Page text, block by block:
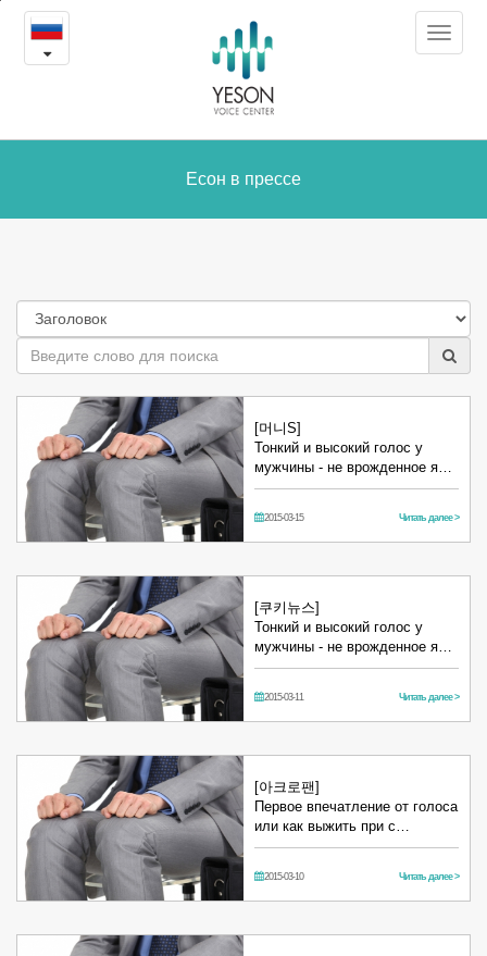
Есон
Toggle
Есон в прессе
[머니S]
Тонкий и высокий голос у
мужчины - не врожденное я…
2015-03-15 Читать далее >
[쿠키뉴스]
Тонкий и высокий голос у
мужчины - не врожденное я…
2015-03-11 Читать далее >
[아크로팬]
Первое впечатление от голоса
или как выжить при с…
2015-03-10 Читать далее >